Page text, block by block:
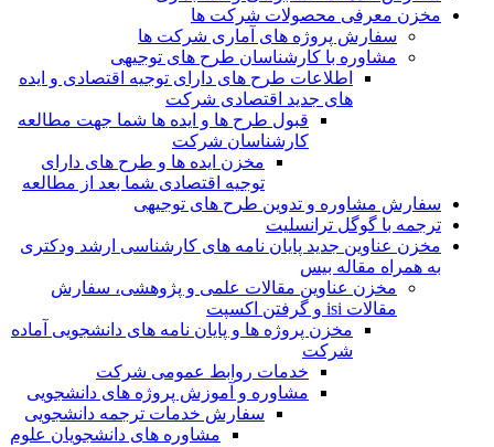
مخزن معرفی محصولات شرکت ها
سفارش پروژه های آماری شرکت ها
مشاوره با کارشناسان طرح های توجیهی
اطلاعات طرح های دارای توجیه اقتصادی و ایده
های جدید اقتصادی شرکت
قبول طرح ها و ایده ها شما جهت مطالعه
کارشناسان شرکت
مخزن ایده ها و طرح های دارای
توجیه اقتصادی شما بعد از مطالعه
سفارش مشاوره و تدوین طرح های توجیهی
ترجمه با گوگل ترانسلیت
مخزن عناوین جدید پایان نامه های کارشناسی ارشد ودکتری
به همراه مقاله بیس
مخزن عناوین مقالات علمی و پژوهشی، سفارش
مقالات isi و گرفتن اکسپت
مخزن پروژه ها و پایان نامه های دانشجویی آماده
شرکت
خدمات روابط عمومی شرکت
مشاوره و آموزش پروژه های دانشجویی
سفارش خدمات ترجمه دانشجویی
مشاوره های دانشجویان علوم